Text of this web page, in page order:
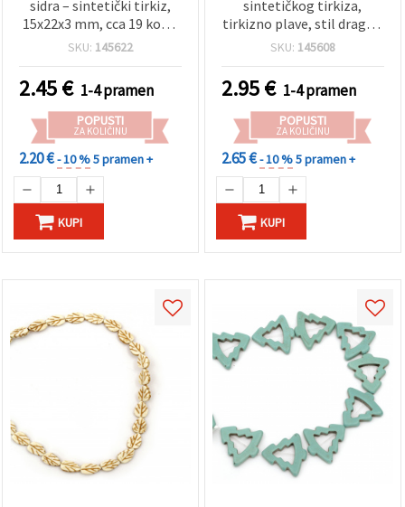
sidra – sintetički tirkiz,
15x22x3 mm, cca 19 kom,
nautičke razdjelne perle
kreativne projekte
SKU: 145622
2.45€ 1-4 pramen
POPUSTI
ZA KOLIČINU
2.20 €- 10 %5 pramen +
KUPI
sintetičkog tirkiza,
tirkizno plave, stil dragog
kamena, 20x15x5 mm, cca
kreativne projekte
SKU: 145608
2.95€ 1-4 pramen
POPUSTI
ZA KOLIČINU
2.65 €- 10 %5 pramen +
KUPI